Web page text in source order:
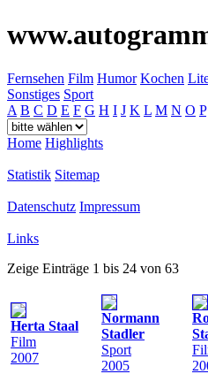
Fernsehen Film Humor Kochen
Sonstiges Sport
A B C D E F G H I J K L M N O P
Home Highlights
Statistik Sitemap
Datenschutz Impressum
Links
Zeige Einträge 1 bis 24 von 63
Herta Staal
Film
2007
Normann
Stadler
Sport
2005